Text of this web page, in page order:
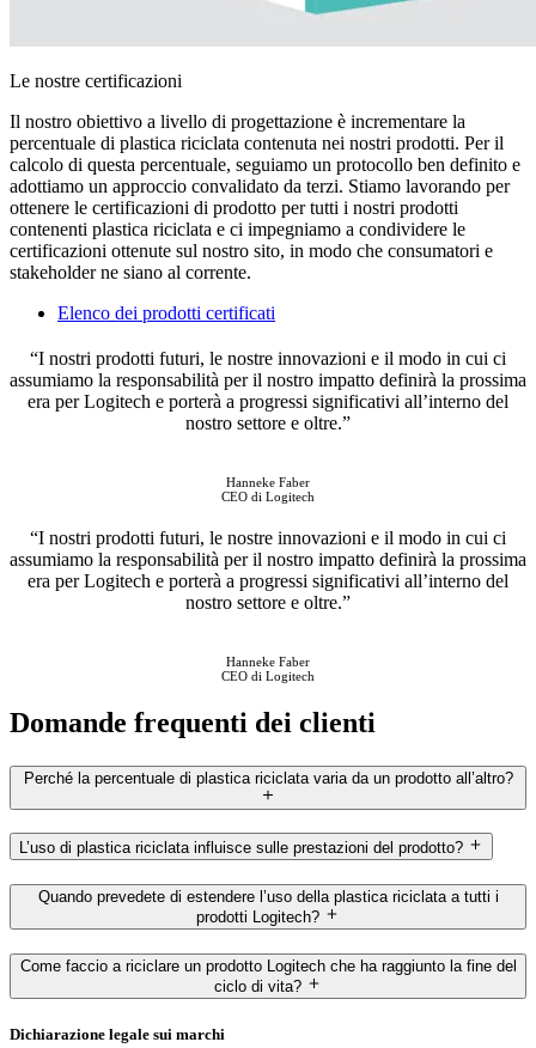
Le nostre certificazioni
Il nostro obiettivo a livello di progettazione è incrementare la
percentuale di plastica riciclata contenuta nei nostri prodotti. Per il
calcolo di questa percentuale, seguiamo un protocollo ben definito e
adottiamo un approccio convalidato da terzi. Stiamo lavorando per
ottenere le certificazioni di prodotto per tutti i nostri prodotti
contenenti plastica riciclata e ci impegniamo a condividere le
certificazioni ottenute sul nostro sito, in modo che consumatori e
stakeholder ne siano al corrente.
Elenco dei prodotti certificati
“I nostri prodotti futuri, le nostre innovazioni e il modo in cui ci
assumiamo la responsabilità per il nostro impatto definirà la prossima
era per Logitech e porterà a progressi significativi all’interno del
nostro settore e oltre.”
Hanneke Faber
CEO di Logitech
“I nostri prodotti futuri, le nostre innovazioni e il modo in cui ci
assumiamo la responsabilità per il nostro impatto definirà la prossima
era per Logitech e porterà a progressi significativi all’interno del
nostro settore e oltre.”
Hanneke Faber
CEO di Logitech
Domande frequenti dei clienti
Perché la percentuale di plastica riciclata varia da un prodotto all’altro?
L’uso di plastica riciclata influisce sulle prestazioni del prodotto?
Quando prevedete di estendere l’uso della plastica riciclata a tutti i
prodotti Logitech?
Come faccio a riciclare un prodotto Logitech che ha raggiunto la fine del
ciclo di vita?
Dichiarazione legale sui marchi